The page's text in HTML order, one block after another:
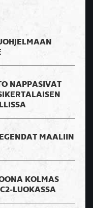
NAPPASIVAT
MAALIIN
KOLMAS
LUOKASSA